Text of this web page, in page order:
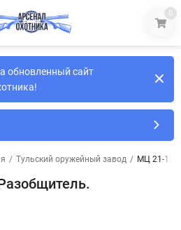
0
обновленный сайт
/ Тульский оружейный завод / МЦ 21-12,